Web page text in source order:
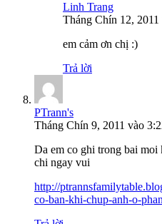
Linh Trang
Tháng Chín 12, 2011
em cảm ơn chị :)
Trả lời
PTrann's
Tháng Chín 9, 2011 vào
Da em co ghi trong bai
chi ngay vui
http://
co-ban-khi-chup-anh-o-